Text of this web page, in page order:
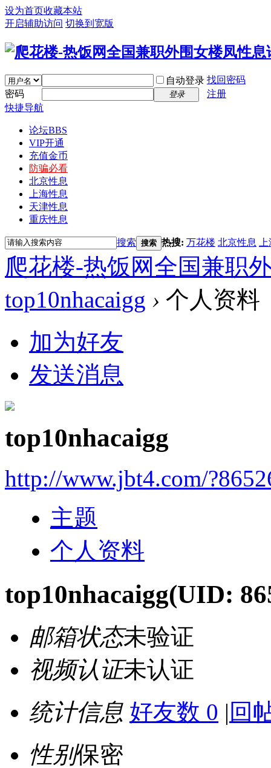
设为首页收藏本站
开启辅助访问 切换到宽版
自动登录 找回密码
密码
登录
注册
快捷导航
论坛BBS
VIP开通
充值金币
防骗必看
北京性息
上海性息
天津性息
重庆性息
搜索 搜索 热搜: 万花楼 北京性息
爬花楼-热饭网全国兼职
top10nhacaigg › 个人资料
加为好友
发送消息
top10nhacaigg
http://www.jbt4.com/
主题
个人资料
top10nhacaigg(UID:
邮箱状态未验证
视频认证未认证
统计信息 好友数 0 | 回
性别保密